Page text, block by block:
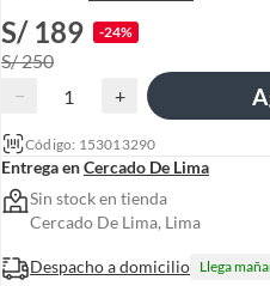
S/ 189 -24%
S/ 250
−
+
Código: 153013290
Entrega enCercado De Lima
Sin stock en tienda
Cercado De Lima, Lima
Despacho a domicilio Llega